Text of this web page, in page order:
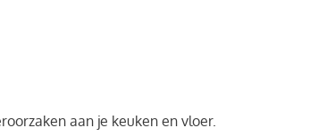
aan je keuken en vloer.